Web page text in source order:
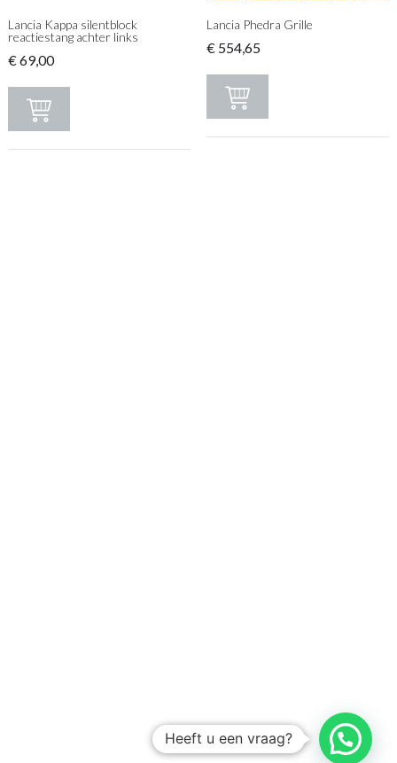
Lancia Kappa silentblock
reactiestang achter links
€69,00
Lancia Phedra Grille
€554,65
Heeft u een vraag?